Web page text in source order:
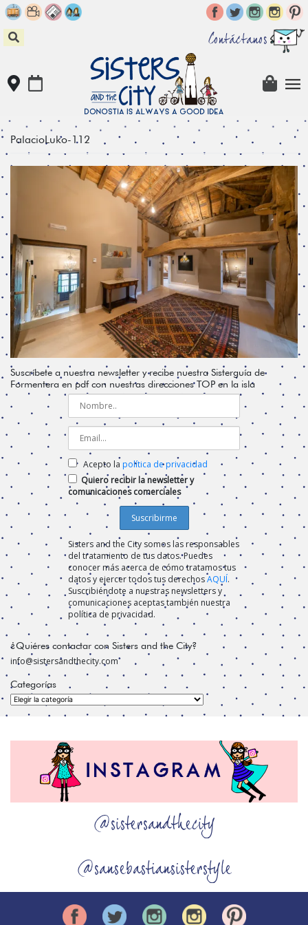
Skip
to
content
Contáctanos
PalacioLuko-112
Suscríbete a nuestra newsletter y recibe nuestra Sisterguía de
Formentera en pdf con nuestras direcciones TOP en la isla
Acepto la política de privacidad
Quiero recibir la newsletter y
comunicaciones comerciales
Sisters and the City somos las responsables
del tratamiento de tus datos. Puedes
conocer más acerca de cómo tratamos tus
datos y ejercer todos tus derechosAQUÍ.
Suscribiéndote a nuestras newsletters y
comunicaciones aceptas también nuestra
política de privacidad.
¿Quiéres contactar con Sisters and the City?
info@sistersandthecity.com
Categorías
Categorías
@sistersandthecity
@sansebastiansisterstyle